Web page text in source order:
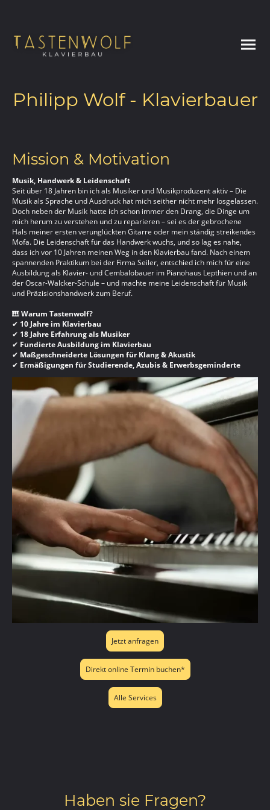
Philipp Wolf - Klavierbauer
Mission & Motivation
Musik, Handwerk & Leidenschaft
Seit über 18 Jahren bin ich als Musiker und Musikproduzent aktiv – Die
Musik als Sprache und Ausdruck hat mich seither nicht mehr losgelassen.
Doch neben der Musik hatte ich schon immer den Drang, die Dinge um
mich herum zu verstehen und zu reparieren – sei es der gebrochene
Hals meiner ersten verunglückten Gitarre oder mein ständig streikendes
Mofa. Die Leidenschaft für das Handwerk wuchs, und so lag es nahe,
dass ich vor 10 Jahren meinen Weg in den Klavierbau fand. Nach einem
spannenden Praktikum bei der Firma Seiler, entschied ich mich für eine
Ausbildung als Klavier- und Cembalobauer im Pianohaus Lepthien und an
der Oscar-Walcker-Schule – und machte meine Leidenschaft für Musik
und Präzisionshandwerk zum Beruf.
🎹Warum Tastenwolf?
✔ 10 Jahre im Klavierbau
✔ 18 Jahre Erfahrung als Musiker
✔ Fundierte Ausbildung im Klavierbau
✔ Maßgeschneiderte Lösungen für Klang & Akustik
✔ Ermäßigungen für Studierende, Azubis & Erwerbsgeminderte
Jetzt anfragen
Direkt online Termin buchen*
Alle Services
Haben sie Fragen?